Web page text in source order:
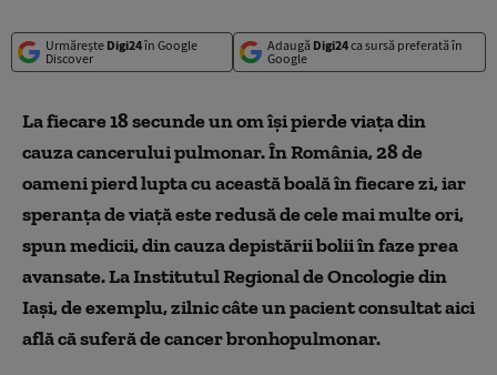
Urmărește Digi24în Google
Discover
Adaugă Digi24ca sursă preferată în
Google
La fiecare 18 secunde un om îşi pierde viaţa din
cauza cancerului pulmonar. În România, 28 de
oameni pierd lupta cu această boală în fiecare zi, iar
speranţa de viaţă este redusă de cele mai multe ori,
spun medicii, din cauza depistării bolii în faze prea
avansate. La Institutul Regional de Oncologie din
Iaşi, de exemplu, zilnic câte un pacient consultat aici
află că suferă de cancer bronhopulmonar.